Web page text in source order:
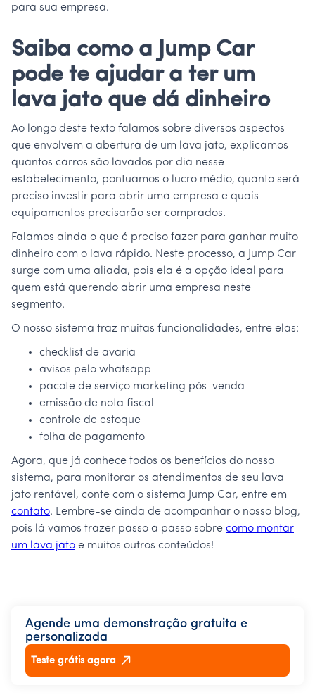
para sua empresa.
Saiba como a Jump Car
pode te ajudar a ter um
lava jato que dá dinheiro
Ao longo deste texto falamos sobre diversos aspectos
que envolvem a abertura de um lava jato, explicamos
quantos carros são lavados por dia nesse
estabelecimento, pontuamos o lucro médio, quanto será
preciso investir para abrir uma empresa e quais
equipamentos precisarão ser comprados.
Falamos ainda o que é preciso fazer para ganhar muito
dinheiro com o lava rápido. Neste processo, a Jump Car
surge com uma aliada, pois ela é a opção ideal para
quem está querendo abrir uma empresa neste
segmento.
O nosso sistema traz muitas funcionalidades, entre elas:
checklist de avaria
avisos pelo whatsapp
pacote de serviço marketing pós-venda
emissão de nota fiscal
controle de estoque
folha de pagamento
Agora, que já conhece todos os benefícios do nosso
sistema, para monitorar os atendimentos de seu lava
jato rentável, conte com o sistema Jump Car, entre em
contato. Lembre-se ainda de acompanhar o nosso blog,
pois lá vamos trazer passo a passo sobre como montar
um lava jato e muitos outros conteúdos!
Agende uma demonstração gratuita e
personalizada
Teste grátis agora